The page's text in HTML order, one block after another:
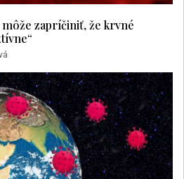
zapríčiniť, že krvné